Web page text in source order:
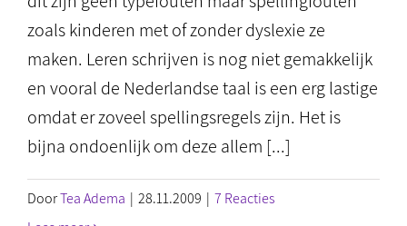
zoals kinderen met of zonder dyslexie ze
maken. Leren schrijven is nog niet gemakkelijk
en vooral de Nederlandse taal is een erg lastige
omdat er zoveel spellingsregels zijn. Het is
bijna ondoenlijk om deze allem [...]
DoorTea Adema | 28.11.2009 | 7 Reacties